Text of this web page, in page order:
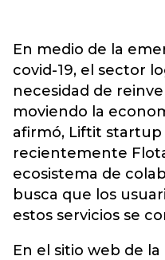
En medio de la
covid-19, el sector
necesidad de
moviendo la
afirmó, Liftit
recientemente
ecosistema de
busca que los
estos servicios se
En el sitio web de